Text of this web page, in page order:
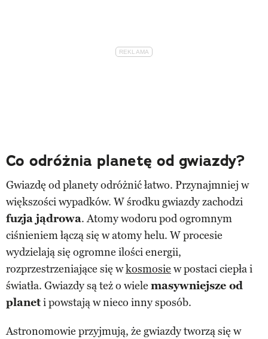
Co odróżnia planetę od gwiazdy?
Gwiazdę od planety odróżnić łatwo. Przynajmniej w
większości wypadków. W środku gwiazdy zachodzi
fuzja jądrowa. Atomy wodoru pod ogromnym
ciśnieniem łączą się w atomy helu. W procesie
wydzielają się ogromne ilości energii,
rozprzestrzeniające się wkosmosie w postaci ciepła i
światła. Gwiazdy są też o wiele masywniejsze od
planeti powstają w nieco inny sposób.
Astronomowie przyjmują, że gwiazdy tworzą się w